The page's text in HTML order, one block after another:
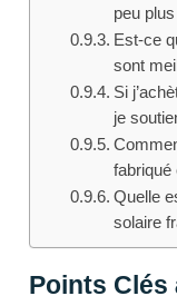
peu
Est-ce
sont
Si
je
fabriqué
Quelle
solaire
Points Clés